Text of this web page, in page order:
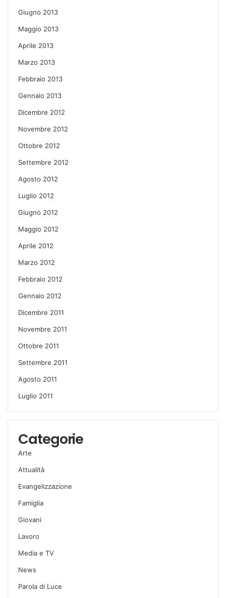
Giugno 2013
Maggio 2013
Aprile 2013
Marzo 2013
Febbraio 2013
Gennaio 2013
Dicembre 2012
Novembre 2012
Ottobre 2012
Settembre 2012
Agosto 2012
Luglio 2012
Giugno 2012
Maggio 2012
Aprile 2012
Marzo 2012
Febbraio 2012
Gennaio 2012
Dicembre 2011
Novembre 2011
Ottobre 2011
Settembre 2011
Agosto 2011
Luglio 2011
Categorie
Arte
Attualità
Evangelizzazione
Famiglia
Giovani
Lavoro
Media e TV
News
Parola di Luce